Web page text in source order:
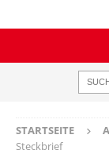
STARTSEITE
Steckbrief